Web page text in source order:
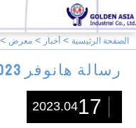
الصفحة الرئيسية أخبار معرض
رسالة هانوفر 2023
17
2023.04